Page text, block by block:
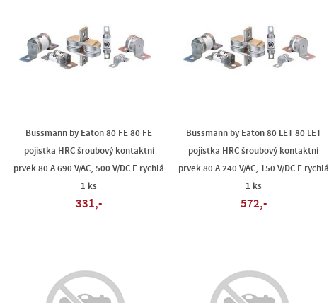
Bussmann by Eaton 80 FE 80 FE
pojistka HRC šroubový kontaktní
prvek 80 A 690 V/AC, 500 V/DC F rychlá
1 ks
331,-
Bussmann by Eaton 80 LET 80 LET
pojistka HRC šroubový kontaktní
prvek 80 A 240 V/AC, 150 V/DC F rychlá
1 ks
572,-